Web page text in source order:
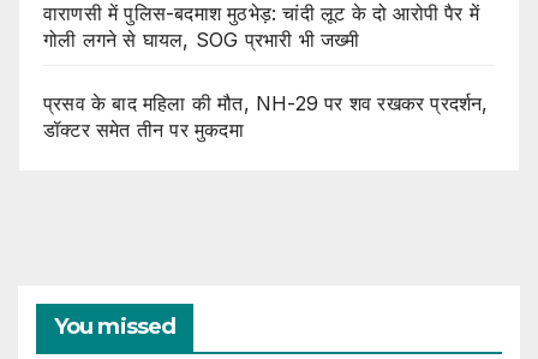
वाराणसी में पुलिस-बदमाश मुठभेड़: चांदी लूट के दो आरोपी पैर में
गोली लगने से घायल, SOG प्रभारी भी जख्मी
प्रसव के बाद महिला की मौत, NH-29 पर शव रखकर प्रदर्शन,
डॉक्टर समेत तीन पर मुकदमा
You missed